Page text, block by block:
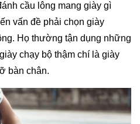
cầu lông mang giày gì
vấn đề phải chọn giày
Họ thường tận dụng những
chạy bộ thậm chí là giày
bàn chân.